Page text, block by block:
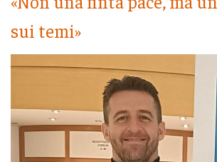
sui temi»